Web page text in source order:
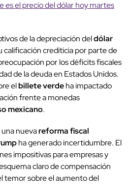
es el precio del dólar hoy martes
de la depreciación deldólar
calificación crediticia por parte de
por los déficits fiscales
de la deuda en Estados Unidos.
elbillete verdeha impactado
frente a monedas
mexicano.
nuevareforma fiscal
ha generado incertidumbre. El
impositivas para empresas y
claro de compensación
temor sobre el aumento del